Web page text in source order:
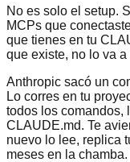
No es solo el setup.
MCPs que
que tienes en tu
que existe, no lo va
Anthropic sacó un
Lo corres en tu
todos los comandos,
CLAUDE.md. Te
nuevo lo lee, replica
meses en la chamba.